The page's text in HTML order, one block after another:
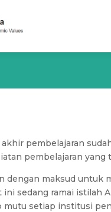
pembelajaran
pembelajaran
dengan maksud untuk
ini sedang ramai istilah
mutu setiap institusi